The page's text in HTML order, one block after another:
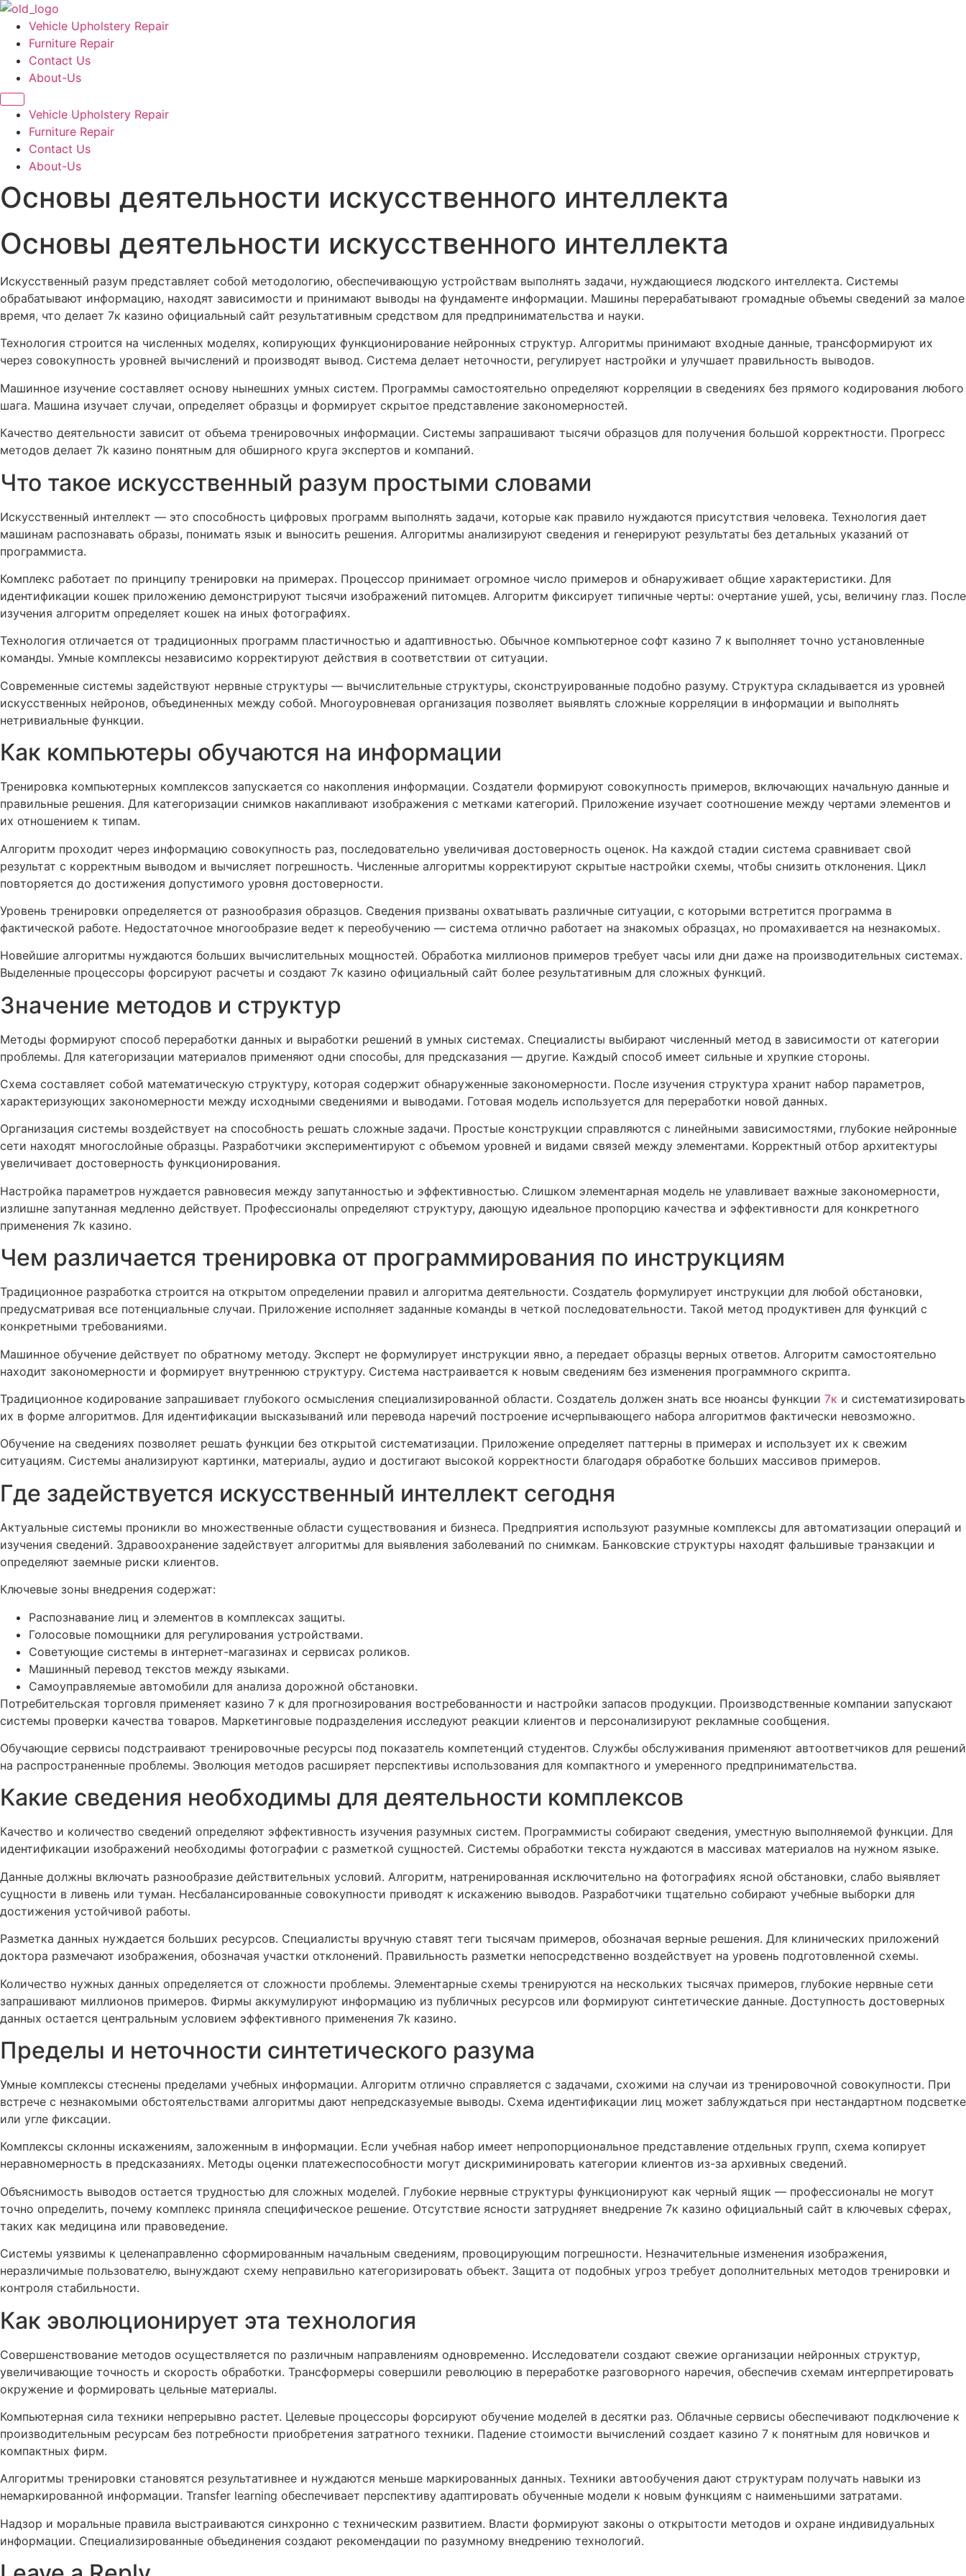
Vehicle Upholstery Repair
Furniture Repair
Contact Us
About-Us
Vehicle Upholstery Repair
Furniture Repair
Contact Us
About-Us
Основы деятельности искусственного интеллекта
Основы деятельности искусственного интеллекта
Искусственный разум представляет собой методологию, обеспечивающую устройствам выполнять задачи, нуждающиеся людского интеллекта. Системы
обрабатывают информацию, находят зависимости и принимают выводы на фундаменте информации. Машины перерабатывают громадные объемы сведений за малое
время, что делает 7к казино официальный сайт результативным средством для предпринимательства и науки.
Технология строится на численных моделях, копирующих функционирование нейронных структур. Алгоритмы принимают входные данные, трансформируют их
через совокупность уровней вычислений и производят вывод. Система делает неточности, регулирует настройки и улучшает правильность выводов.
Машинное изучение составляет основу нынешних умных систем. Программы самостоятельно определяют корреляции в сведениях без прямого кодирования любого
шага. Машина изучает случаи, определяет образцы и формирует скрытое представление закономерностей.
Качество деятельности зависит от объема тренировочных информации. Системы запрашивают тысячи образцов для получения большой корректности. Прогресс
методов делает 7k казино понятным для обширного круга экспертов и компаний.
Что такое искусственный разум простыми словами
Искусственный интеллект — это способность цифровых программ выполнять задачи, которые как правило нуждаются присутствия человека. Технология дает
машинам распознавать образы, понимать язык и выносить решения. Алгоритмы анализируют сведения и генерируют результаты без детальных указаний от
программиста.
Комплекс работает по принципу тренировки на примерах. Процессор принимает огромное число примеров и обнаруживает общие характеристики. Для
идентификации кошек приложению демонстрируют тысячи изображений питомцев. Алгоритм фиксирует типичные черты: очертание ушей, усы, величину глаз. После
изучения алгоритм определяет кошек на иных фотографиях.
Технология отличается от традиционных программ пластичностью и адаптивностью. Обычное компьютерное софт казино 7 к выполняет точно установленные
команды. Умные комплексы независимо корректируют действия в соответствии от ситуации.
Современные системы задействуют нервные структуры — вычислительные структуры, сконструированные подобно разуму. Структура складывается из уровней
искусственных нейронов, объединенных между собой. Многоуровневая организация позволяет выявлять сложные корреляции в информации и выполнять
нетривиальные функции.
Как компьютеры обучаются на информации
Тренировка компьютерных комплексов запускается со накопления информации. Создатели формируют совокупность примеров, включающих начальную данные и
правильные решения. Для категоризации снимков накапливают изображения с метками категорий. Приложение изучает соотношение между чертами элементов и
их отношением к типам.
Алгоритм проходит через информацию совокупность раз, последовательно увеличивая достоверность оценок. На каждой стадии система сравнивает свой
результат с корректным выводом и вычисляет погрешность. Численные алгоритмы корректируют скрытые настройки схемы, чтобы снизить отклонения. Цикл
повторяется до достижения допустимого уровня достоверности.
Уровень тренировки определяется от разнообразия образцов. Сведения призваны охватывать различные ситуации, с которыми встретится программа в
фактической работе. Недостаточное многообразие ведет к переобучению — система отлично работает на знакомых образцах, но промахивается на незнакомых.
Новейшие алгоритмы нуждаются больших вычислительных мощностей. Обработка миллионов примеров требует часы или дни даже на производительных системах.
Выделенные процессоры форсируют расчеты и создают 7к казино официальный сайт более результативным для сложных функций.
Значение методов и структур
Методы формируют способ переработки данных и выработки решений в умных системах. Специалисты выбирают численный метод в зависимости от категории
проблемы. Для категоризации материалов применяют одни способы, для предсказания — другие. Каждый способ имеет сильные и хрупкие стороны.
Схема составляет собой математическую структуру, которая содержит обнаруженные закономерности. После изучения структура хранит набор параметров,
характеризующих закономерности между исходными сведениями и выводами. Готовая модель используется для переработки новой данных.
Организация системы воздействует на способность решать сложные задачи. Простые конструкции справляются с линейными зависимостями, глубокие нейронные
сети находят многослойные образцы. Разработчики экспериментируют с объемом уровней и видами связей между элементами. Корректный отбор архитектуры
увеличивает достоверность функционирования.
Настройка параметров нуждается равновесия между запутанностью и эффективностью. Слишком элементарная модель не улавливает важные закономерности,
излишне запутанная медленно действует. Профессионалы определяют структуру, дающую идеальное пропорцию качества и эффективности для конкретного
применения 7k казино.
Чем различается тренировка от программирования по инструкциям
Традиционное разработка строится на открытом определении правил и алгоритма деятельности. Создатель формулирует инструкции для любой обстановки,
предусматривая все потенциальные случаи. Приложение исполняет заданные команды в четкой последовательности. Такой метод продуктивен для функций с
конкретными требованиями.
Машинное обучение действует по обратному методу. Эксперт не формулирует инструкции явно, а передает образцы верных ответов. Алгоритм самостоятельно
находит закономерности и формирует внутреннюю структуру. Система настраивается к новым сведениям без изменения программного скрипта.
Традиционное кодирование запрашивает глубокого осмысления специализированной области. Создатель должен знать все нюансы функции 7к и систематизировать
их в форме алгоритмов. Для идентификации высказываний или перевода наречий построение исчерпывающего набора алгоритмов фактически невозможно.
Обучение на сведениях позволяет решать функции без открытой систематизации. Приложение определяет паттерны в примерах и использует их к свежим
ситуациям. Системы анализируют картинки, материалы, аудио и достигают высокой корректности благодаря обработке больших массивов примеров.
Где задействуется искусственный интеллект сегодня
Актуальные системы проникли во множественные области существования и бизнеса. Предприятия используют разумные комплексы для автоматизации операций и
изучения сведений. Здравоохранение задействует алгоритмы для выявления заболеваний по снимкам. Банковские структуры находят фальшивые транзакции и
определяют заемные риски клиентов.
Ключевые зоны внедрения содержат:
Распознавание лиц и элементов в комплексах защиты.
Голосовые помощники для регулирования устройствами.
Советующие системы в интернет-магазинах и сервисах роликов.
Машинный перевод текстов между языками.
Самоуправляемые автомобили для анализа дорожной обстановки.
Потребительская торговля применяет казино 7 к для прогнозирования востребованности и настройки запасов продукции. Производственные компании запускают
системы проверки качества товаров. Маркетинговые подразделения исследуют реакции клиентов и персонализируют рекламные сообщения.
Обучающие сервисы подстраивают тренировочные ресурсы под показатель компетенций студентов. Службы обслуживания применяют автоответчиков для решений
на распространенные проблемы. Эволюция методов расширяет перспективы использования для компактного и умеренного предпринимательства.
Какие сведения необходимы для деятельности комплексов
Качество и количество сведений определяют эффективность изучения разумных систем. Программисты собирают сведения, уместную выполняемой функции. Для
идентификации изображений необходимы фотографии с разметкой сущностей. Системы обработки текста нуждаются в массивах материалов на нужном языке.
Данные должны включать разнообразие действительных условий. Алгоритм, натренированная исключительно на фотографиях ясной обстановки, слабо выявляет
сущности в ливень или туман. Несбалансированные совокупности приводят к искажению выводов. Разработчики тщательно собирают учебные выборки для
достижения устойчивой работы.
Разметка данных нуждается больших ресурсов. Специалисты вручную ставят теги тысячам примеров, обозначая верные решения. Для клинических приложений
доктора размечают изображения, обозначая участки отклонений. Правильность разметки непосредственно воздействует на уровень подготовленной схемы.
Количество нужных данных определяется от сложности проблемы. Элементарные схемы тренируются на нескольких тысячах примеров, глубокие нервные сети
запрашивают миллионов примеров. Фирмы аккумулируют информацию из публичных ресурсов или формируют синтетические данные. Доступность достоверных
данных остается центральным условием эффективного применения 7k казино.
Пределы и неточности синтетического разума
Умные комплексы стеснены пределами учебных информации. Алгоритм отлично справляется с задачами, схожими на случаи из тренировочной совокупности. При
встрече с незнакомыми обстоятельствами алгоритмы дают непредсказуемые выводы. Схема идентификации лиц может заблуждаться при нестандартном подсветке
или угле фиксации.
Комплексы склонны искажениям, заложенным в информации. Если учебная набор имеет непропорциональное представление отдельных групп, схема копирует
неравномерность в предсказаниях. Методы оценки платежеспособности могут дискриминировать категории клиентов из-за архивных сведений.
Объяснимость выводов остается трудностью для сложных моделей. Глубокие нервные структуры функционируют как черный ящик — профессионалы не могут
точно определить, почему комплекс приняла специфическое решение. Отсутствие ясности затрудняет внедрение 7к казино официальный сайт в ключевых сферах,
таких как медицина или правоведение.
Системы уязвимы к целенаправленно сформированным начальным сведениям, провоцирующим погрешности. Незначительные изменения изображения,
неразличимые пользователю, вынуждают схему неправильно категоризировать объект. Защита от подобных угроз требует дополнительных методов тренировки и
контроля стабильности.
Как эволюционирует эта технология
Совершенствование методов осуществляется по различным направлениям одновременно. Исследователи создают свежие организации нейронных структур,
увеличивающие точность и скорость обработки. Трансформеры совершили революцию в переработке разговорного наречия, обеспечив схемам интерпретировать
окружение и формировать цельные материалы.
Компьютерная сила техники непрерывно растет. Целевые процессоры форсируют обучение моделей в десятки раз. Облачные сервисы обеспечивают подключение к
производительным ресурсам без потребности приобретения затратного техники. Падение стоимости вычислений создает казино 7 к понятным для новичков и
компактных фирм.
Алгоритмы тренировки становятся результативнее и нуждаются меньше маркированных данных. Техники автообучения дают структурам получать навыки из
немаркированной информации. Transfer learning обеспечивает перспективу адаптировать обученные модели к новым функциям с наименьшими затратами.
Надзор и моральные правила выстраиваются синхронно с техническим развитием. Власти формируют законы о открытости методов и охране индивидуальных
информации. Специализированные объединения создают рекомендации по разумному внедрению технологий.